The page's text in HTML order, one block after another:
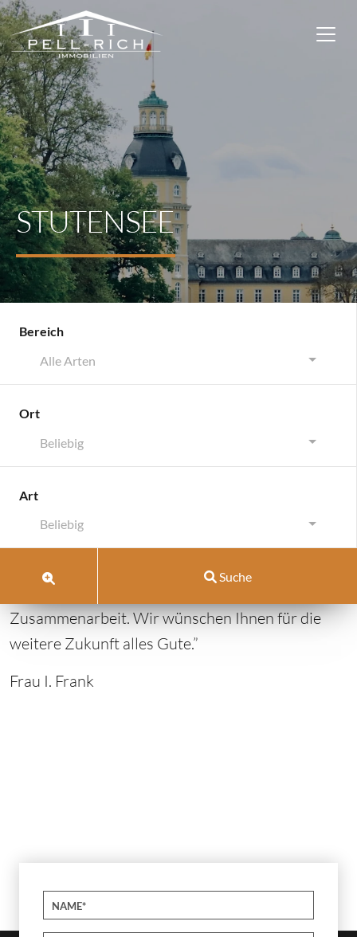
STUTENSEE
Bereich
Alle Arten
Ort
Beliebig
Art
Beliebig
Suche
Stutensee
Stutensee
Zusammenarbeit. Wir wünschen Ihnen für die
weitere Zukunft alles Gute.”
Frau I. Frank